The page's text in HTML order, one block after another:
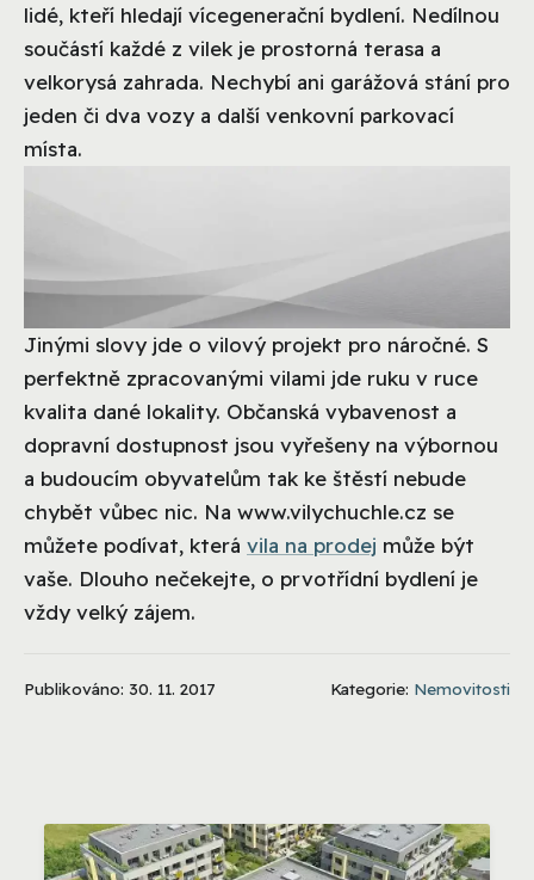
lidé, kteří hledají vícegenerační bydlení. Nedílnou
součástí každé z vilek je prostorná terasa a
velkorysá zahrada. Nechybí ani garážová stání pro
jeden či dva vozy a další venkovní parkovací
místa.
Jinými slovy jde o vilový projekt pro náročné. S
perfektně zpracovanými vilami jde ruku v ruce
kvalita dané lokality. Občanská vybavenost a
dopravní dostupnost jsou vyřešeny na výbornou
a budoucím obyvatelům tak ke štěstí nebude
chybět vůbec nic. Na www.vilychuchle.cz se
můžete podívat, která vila na prodej může být
vaše. Dlouho nečekejte, o prvotřídní bydlení je
vždy velký zájem.
Publikováno: 30. 11. 2017 Kategorie: Nemovitosti